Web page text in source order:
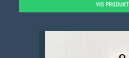
VIS PRODUKT